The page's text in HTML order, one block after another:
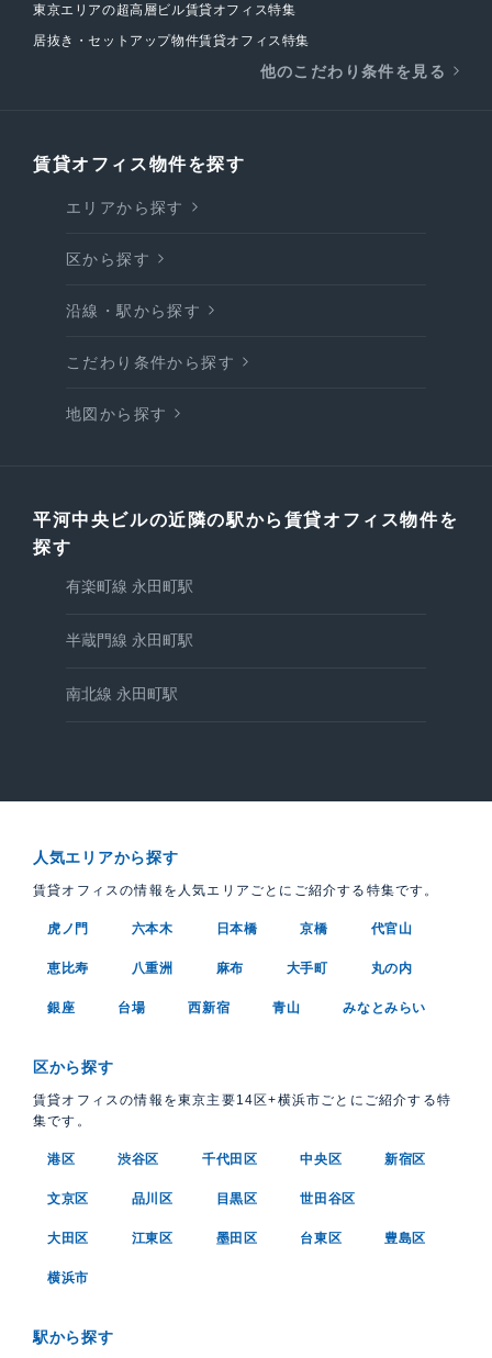
東京エリアの超高層ビル賃貸オフィス特集
居抜き・セットアップ物件賃貸オフィス特集
他のこだわり条件を見る
賃貸オフィス物件を探す
エリアから探す
区から探す
沿線・駅から探す
こだわり条件から探す
地図から探す
平河中央ビルの近隣の駅から賃貸オフィス物件を
探す
有楽町線 永田町駅
半蔵門線 永田町駅
南北線 永田町駅
人気エリアから探す
賃貸オフィスの情報を人気エリアごとにご紹介する特集です。
虎ノ門 六本木 日本橋 京橋 代官山
恵比寿 八重洲 麻布 大手町 丸の内
銀座 台場 西新宿 青山 みなとみらい
区から探す
賃貸オフィスの情報を東京主要14区+横浜市ごとにご紹介する特
集です。
港区 渋谷区 千代田区 中央区 新宿区
文京区 品川区 目黒区 世田谷区
大田区 江東区 墨田区 台東区 豊島区
横浜市
駅から探す